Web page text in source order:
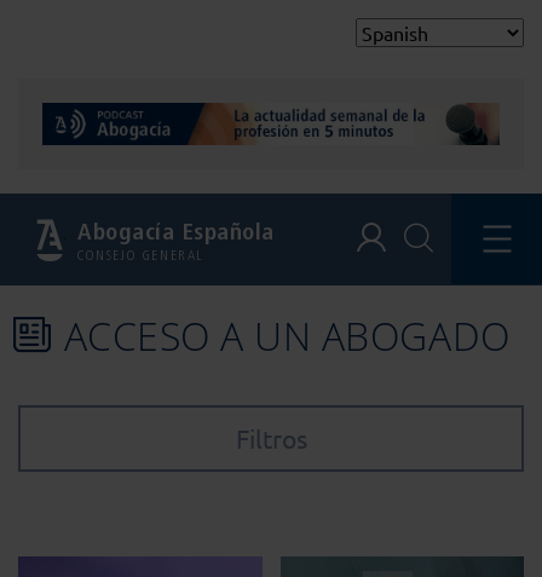
Abogacía Española
CONSEJO GENERAL
ACCESO A UN ABOGADO
Filtros